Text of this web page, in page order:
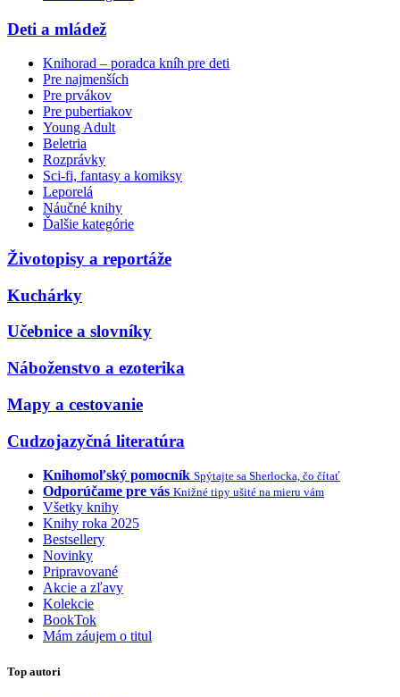
Deti a mládež
Knihorad – poradca kníh pre deti
Pre najmenších
Pre prvákov
Pre pubertiakov
Young Adult
Beletria
Rozprávky
Sci-fi, fantasy a komiksy
Leporelá
Náučné knihy
Ďalšie kategórie
Životopisy a reportáže
Kuchárky
Učebnice a slovníky
Náboženstvo a ezoterika
Mapy a cestovanie
Cudzojazyčná literatúra
Knihomoľský pomocník Spýtajte sa Sherlocka, čo čítať
Odporúčame pre vás Knižné tipy ušité na mieru vám
Všetky knihy
Knihy roka 2025
Bestsellery
Novinky
Pripravované
Akcie a zľavy
Kolekcie
BookTok
Mám záujem o titul
Top autori